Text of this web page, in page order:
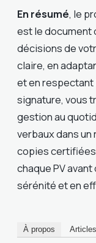
En résumé, le
est le document
décisions de
claire, en
et en
signature, vous
gestion au
verbaux dans
copies
chaque PV
sérénité et en
À propos